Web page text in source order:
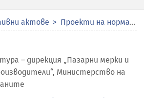
актове Проекти на нормативни актове
– дирекция „Пазарни мерки и
Министерство на